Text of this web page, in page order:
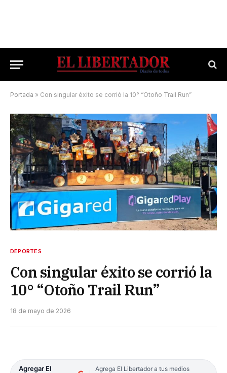
Portada » Con singular éxito se corrió la 10° “Otoño Trail Run”
DEPORTES
Con singular éxito se corrió la
10° “Otoño Trail Run”
18 de mayo de 2026
Agregar El
Agrega El Libertador a tus medios